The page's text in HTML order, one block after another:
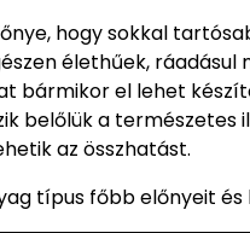
hogy sokkal
élethűek,
bármikor el lehet
belőlük a természetes
az összhatást.
típus főbb előnyeit és